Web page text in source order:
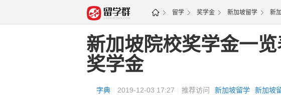
留学 奖学金 新加坡留学 新
新加坡院校奖学金一
奖学金
字典 2019-12-03 17:27 推荐访问 新加坡留学 新加坡